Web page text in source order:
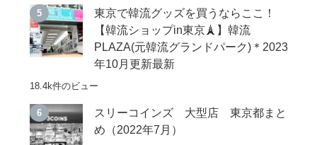
東京で韓流グッズを買うならここ！
【韓流ショップin東京🗼】韓流
PLAZA(元韓流グランドパーク)＊2023
年10月更新最新
18.4k件のビュー
スリーコインズ 大型店 東京都まと
め（2022年7月）